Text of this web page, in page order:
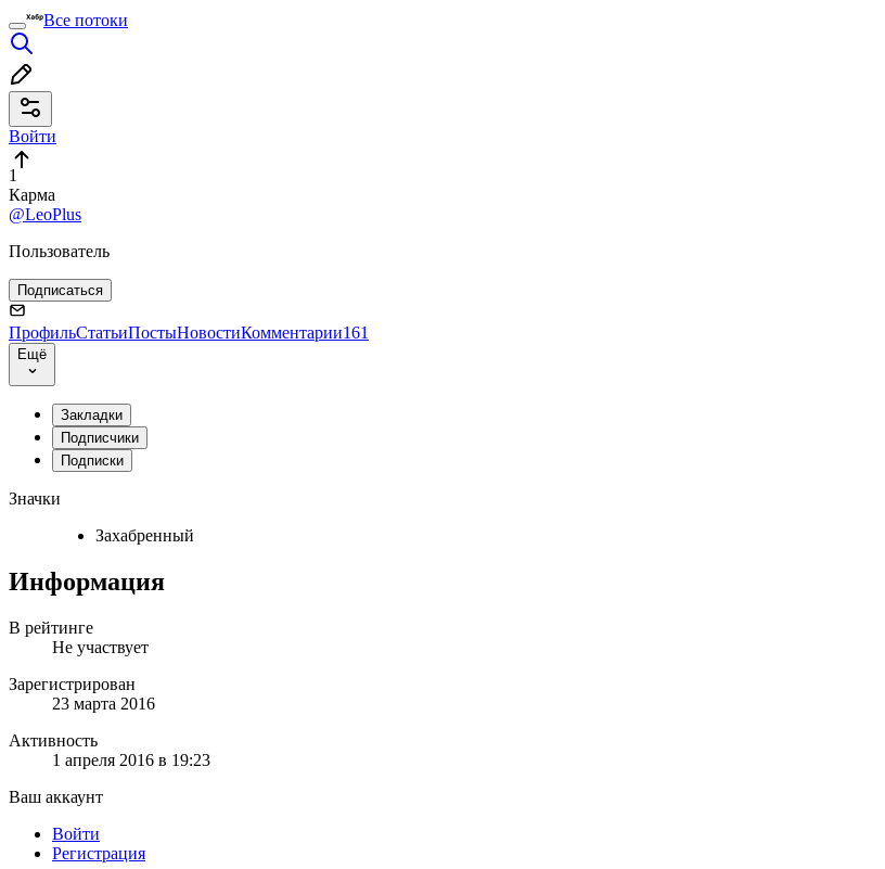
Все потоки
Войти
1
Карма
@LeoPlus
Пользователь
Подписаться
ПрофильСтатьиПостыНовостиКомментарии161
Ещё
Закладки
Подписчики
Подписки
Значки
Захабренный
Информация
В рейтинге
Не участвует
Зарегистрирован
23 марта 2016
Активность
1 апреля 2016 в 19:23
Ваш аккаунт
Войти
Регистрация